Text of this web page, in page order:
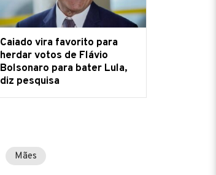
Caiado vira favorito para
herdar votos de Flávio
Bolsonaro para bater Lula,
diz pesquisa
Mães